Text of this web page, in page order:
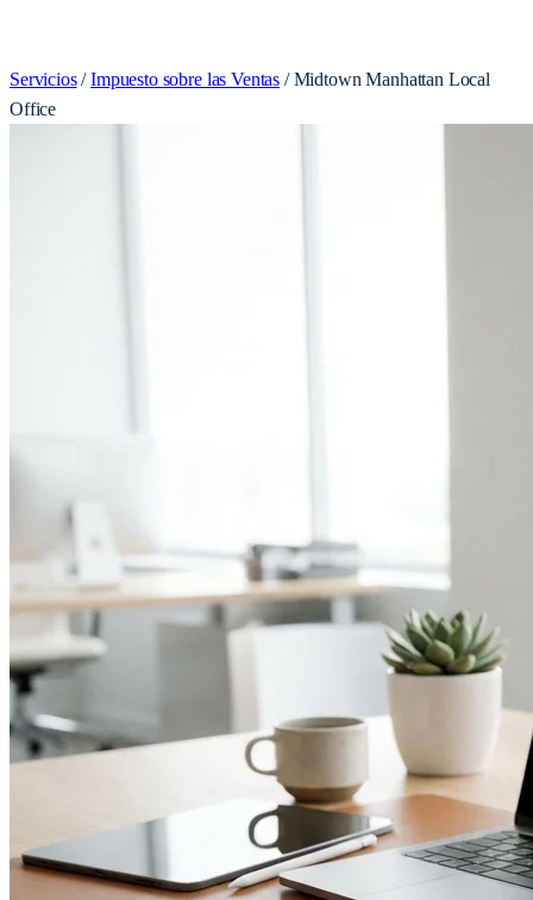
Servicios / Impuesto sobre las Ventas / Midtown Manhattan Local
Office